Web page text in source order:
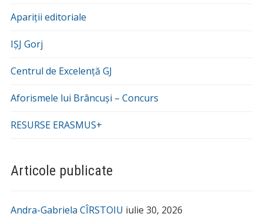
Apariții editoriale
IȘJ Gorj
Centrul de Excelență GJ
Aforismele lui Brâncuși – Concurs
RESURSE ERASMUS+
Articole publicate
Andra-Gabriela CÎRSTOIU iulie 30, 2026